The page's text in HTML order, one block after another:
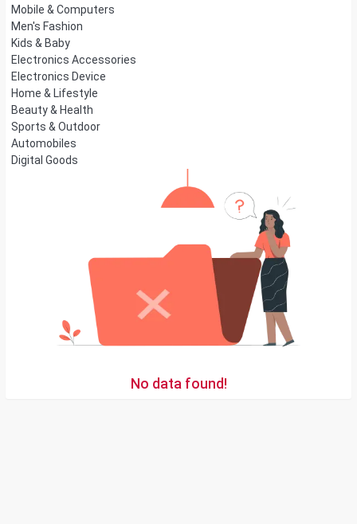
Mobile & Computers
Men's Fashion
Kids & Baby
Electronics Accessories
Electronics Device
Home & Lifestyle
Beauty & Health
Sports & Outdoor
Automobiles
Digital Goods
No data found!